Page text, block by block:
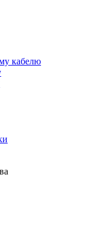
кабелю